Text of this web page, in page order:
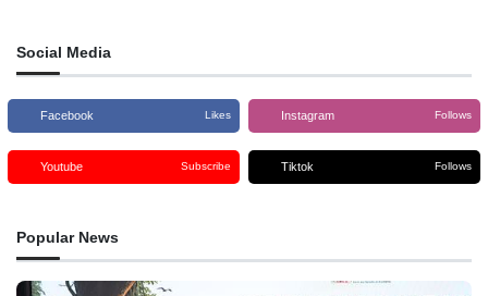
Social Media
Facebook Likes Instagram Follows
Youtube Subscribe Tiktok Follows
Popular News